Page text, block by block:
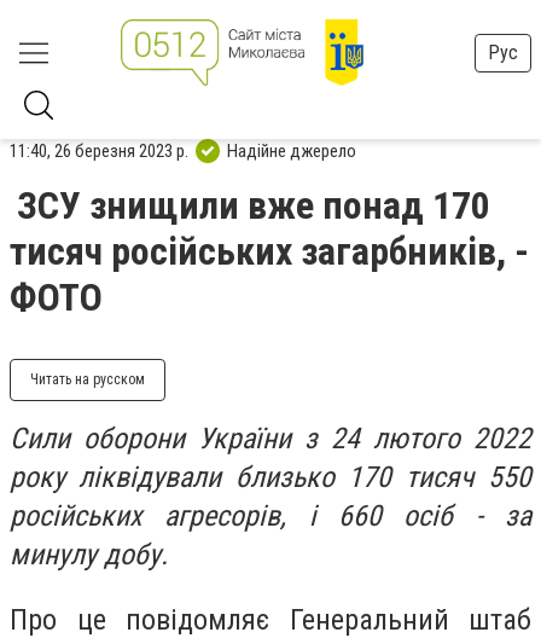
Рус
11:40, 26 березня 2023 р. Надійне джерело
ЗСУ знищили вже понад 170
тисяч російських загарбників, -
ФОТО
Читать на русском
Сили оборони України з 24 лютого 2022
року ліквідували близько 170 тисяч 550
російських агресорів, і 660 осіб - за
минулу добу.
Про це повідомляє Генеральний штаб